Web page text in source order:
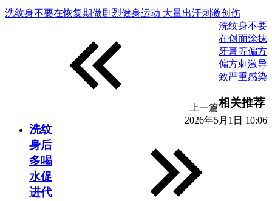
洗纹身不要在恢复期做剧烈健身运动 大量出汗刺激创伤
上一篇
2026年5月1日 10:06
洗纹身不要
在创面涂抹
牙膏等偏方
偏方刺激导
致严重感染
相关推荐
洗纹
身后
多喝
水促
进代